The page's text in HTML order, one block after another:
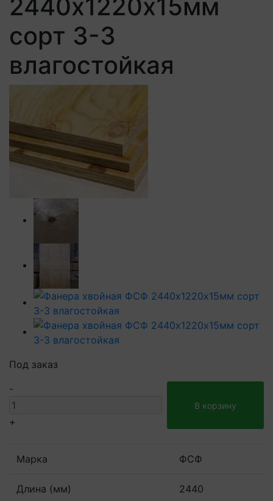
2440х1220х15мм
сорт 3-3
влагостойкая
Под заказ
-
+
В корзину
Марка ФСФ
Длина (мм) 2440